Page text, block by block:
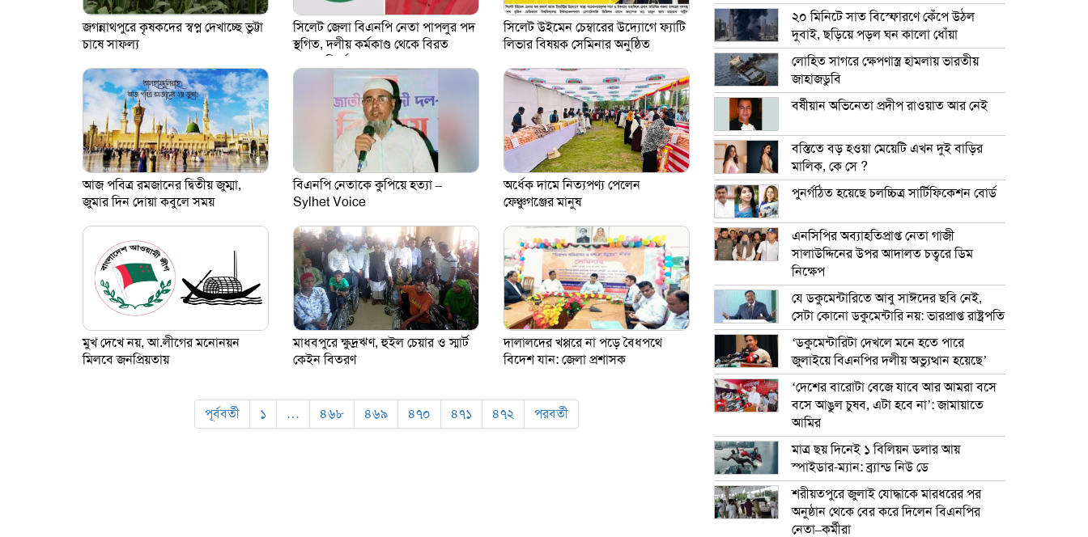
জগন্নাথপুরে কৃষকদের স্বপ্ন দেখাচ্ছে ভুট্টা
চাষে সাফল্য
সিলেট জেলা বিএনপি নেতা পাপলুর পদ
স্থগিত, দলীয় কর্মকাণ্ড থেকে বিরত
সিলেট উইমেন চেম্বারের উদ্যোগে ফ্যাটি
লিভার বিষয়ক সেমিনার অনুষ্ঠিত
আজ পবিত্র রমজানের দ্বিতীয় জুম্মা,
জুমার দিন দোয়া কবুলে সময়
বিএনপি নেতাকে কুপিয়ে হত্যা –
Sylhet Voice
অর্ধেক দামে নিত্যপণ্য পেলেন
ফেঞ্চুগঞ্জের মানুষ
মুখ দেখে নয়, আ.লীগের মনোনয়ন
মিলবে জনপ্রিয়তায়
মাধবপুরে ক্ষুদ্রঋণ, হুইল চেয়ার ও স্মার্ট
কেইন বিতরণ
দালালদের খপ্পরে না পড়ে বৈধপথে
বিদেশ যান: জেলা প্রশাসক
পূর্ববর্তী ১ … ৪৬৮ ৪৬৯ ৪৭০ ৪৭১ ৪৭২ পরবর্তী
২০ মিনিটে সাত বিস্ফোরণে কেঁপে উঠল
দুবাই, ছড়িয়ে পড়ল ঘন কালো ধোঁয়া
লোহিত সাগরে ক্ষেপণাস্ত্র হামলায় ভারতীয়
জাহাজডুবি
বর্ষীয়ান অভিনেতা প্রদীপ রাওয়াত আর নেই
বস্তিতে বড় হওয়া মেয়েটি এখন দুই বাড়ির
মালিক, কে সে ?
পুনর্গঠিত হয়েছে চলচ্চিত্র সার্টিফিকেশন বোর্ড
এনসিপির অব্যাহতিপ্রাপ্ত নেতা গাজী
সালাউদ্দিনের উপর আদালত চত্বরে ডিম
নিক্ষেপ
যে ডকুমেন্টারিতে আবু সাঈদের ছবি নেই,
সেটা কোনো ডকুমেন্টারি নয়: ভারপ্রাপ্ত রাষ্ট্রপতি
‘ডকুমেন্টারিটা দেখলে মনে হতে পারে
জুলাইয়ে বিএনপির দলীয় অভ্যুত্থান হয়েছে’
‘দেশের বারোটা বেজে যাবে আর আমরা বসে
বসে আঙুল চুষব, এটা হবে না’: জামায়াতে
আমির
মাত্র ছয় দিনেই ১ বিলিয়ন ডলার আয়
স্পাইডার-ম্যান: ব্র্যান্ড নিউ ডে
শরীয়তপুরে জুলাই যোদ্ধাকে মারধরের পর
অনুষ্ঠান থেকে বের করে দিলেন বিএনপির
নেতা–কর্মীরা